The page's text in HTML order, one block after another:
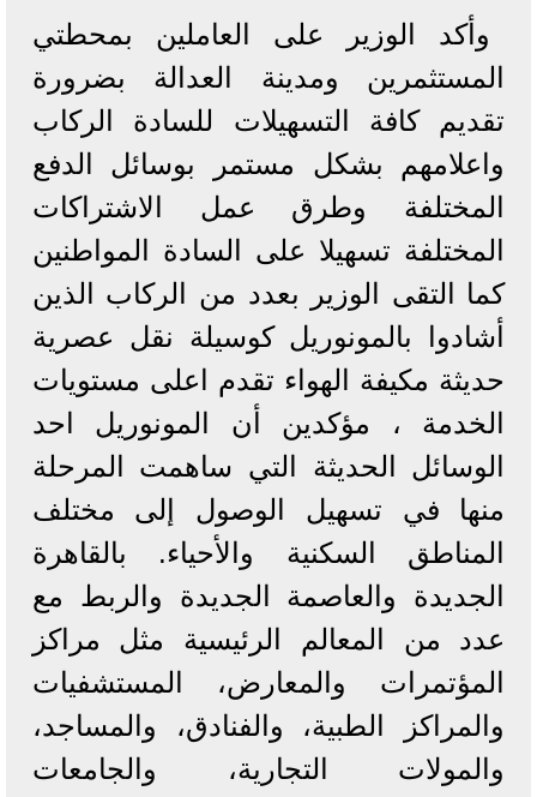
وأكد الوزير على العاملين بمحطتي
المستثمرين ومدينة العدالة بضرورة
تقديم كافة التسهيلات للسادة الركاب
واعلامهم بشكل مستمر بوسائل الدفع
المختلفة وطرق عمل الاشتراكات
المختلفة تسهيلا على السادة المواطنين
كما التقى الوزير بعدد من الركاب الذين
أشادوا بالمونوريل كوسيلة نقل عصرية
حديثة مكيفة الهواء تقدم اعلى مستويات
الخدمة ، مؤكدين أن المونوريل احد
الوسائل الحديثة التي ساهمت المرحلة
منها في تسهيل الوصول إلى مختلف
المناطق السكنية والأحياء. بالقاهرة
الجديدة والعاصمة الجديدة والربط مع
عدد من المعالم الرئيسية مثل مراكز
المؤتمرات والمعارض، المستشفيات
والمراكز الطبية، والفنادق، والمساجد،
والمولات التجارية، والجامعات